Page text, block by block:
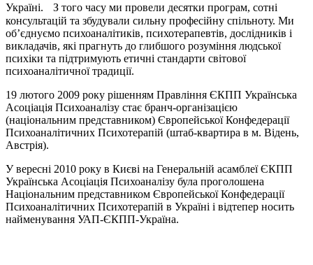
Україні. З того часу ми провели десятки програм, сотні
консультацій та збудували сильну професійну спільноту. Ми
об’єднуємо психоаналітиків, психотерапевтів, дослідників і
викладачів, які прагнуть до глибшого розуміння людської
психіки та підтримують етичні стандарти світової
психоаналітичної традиції.
19 лютого 2009 року рішенням Правління ЄКПП Українська
Асоціація Психоаналізу стає бранч-організацією
(національним представником) Європейської Конфедерації
Психоаналітичних Психотерапій (штаб-квартира в м. Відень,
Австрія).
У вересні 2010 року в Києві на Генеральній асамблеї ЄКПП
Українська Асоціація Психоаналізу була проголошена
Національним представником Європейської Конфедерації
Психоаналітичних Психотерапій в Україні і відтепер носить
найменування УАП-ЄКПП-Україна.